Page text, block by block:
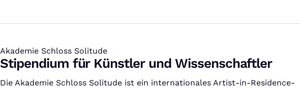
Akademie Schloss Solitude
:
Stipendium für Künstler und Wissenschaftler
Die Akademie Schloss Solitude ist ein internationales Artist-in-Residence-